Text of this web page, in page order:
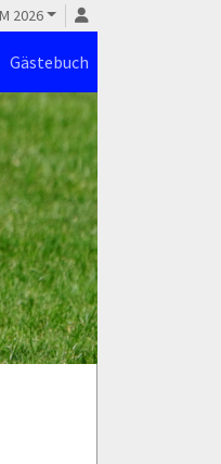
2026
Gästebuch